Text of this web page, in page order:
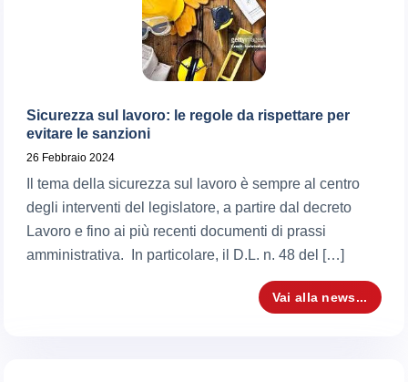
Sicurezza sul lavoro: le regole da rispettare per
evitare le sanzioni
26 Febbraio 2024
Il tema della sicurezza sul lavoro è sempre al centro
degli interventi del legislatore, a partire dal decreto
Lavoro e fino ai più recenti documenti di prassi
amministrativa. In particolare, il D.L. n. 48 del […]
Vai alla news...